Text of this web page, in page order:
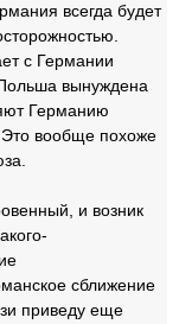
всегда будет
с Германии
вынуждена
Германию
вообще похоже
и возник
сближение
приведу еще